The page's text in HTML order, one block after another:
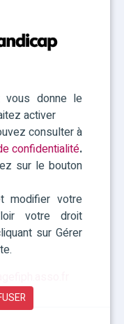
donne le
activer
consulter à
confidentialité.
sur le bouton
modifier votre
votre droit
sur Gérer